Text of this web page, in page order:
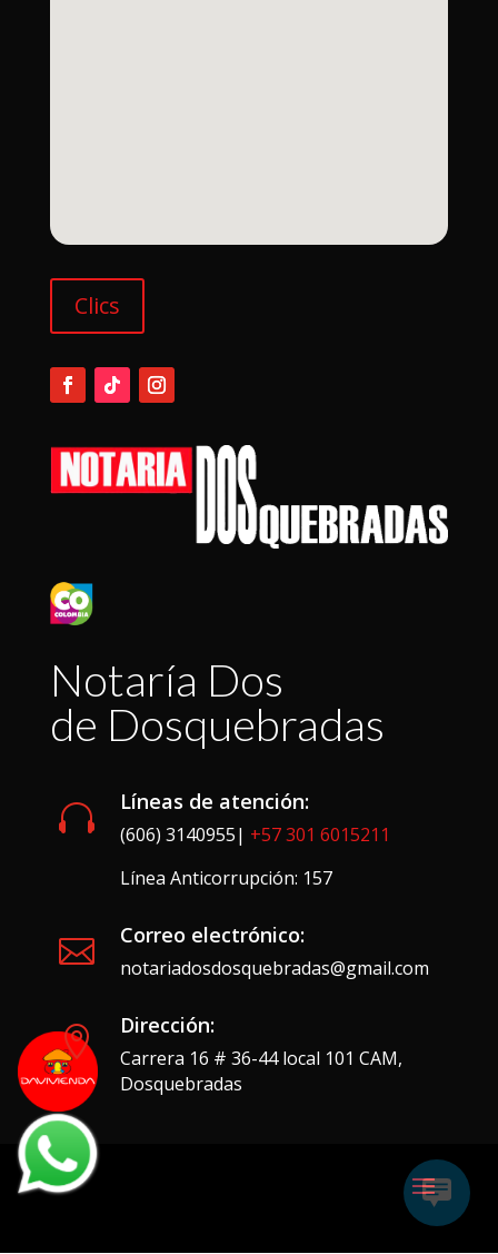
Clics
Notaría Dos
de Dosquebradas
 Líneas de atención:
(606) 3140955| +57 301 6015211
Línea Anticorrupción: 157
 Correo electrónico:
notariadosdosquebradas@gmail.com
 Dirección:
Carrera 16 # 36-44 local 101 CAM,
Dosquebradas